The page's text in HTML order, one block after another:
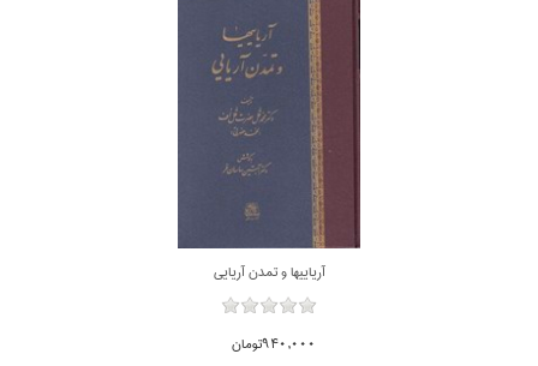
آرياييها و تمدن آريايي
940,000تومان